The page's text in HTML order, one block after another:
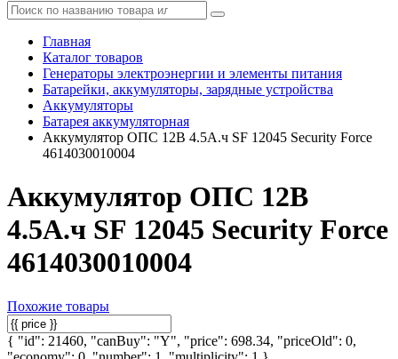
Главная
Каталог товаров
Генераторы электроэнергии и элементы питания
Батарейки, аккумуляторы, зарядные устройства
Аккумуляторы
Батарея аккумуляторная
Аккумулятор ОПС 12В 4.5А.ч SF 12045 Security Force
4614030010004
Аккумулятор ОПС 12В
4.5А.ч SF 12045 Security Force
4614030010004
Похожие товары
{ "id": 21460, "canBuy": "Y", "price": 698.34, "priceOld": 0,